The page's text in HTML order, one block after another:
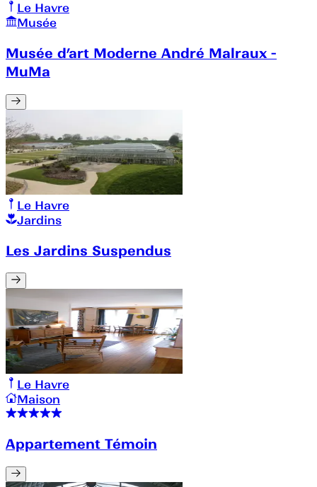
Le Havre
Musée
Musée d’art Moderne André Malraux -
MuMa
Le Havre
Jardins
Les Jardins Suspendus
Le Havre
Maison
Appartement Témoin